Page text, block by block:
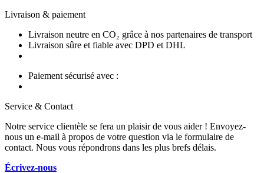
Livraison & paiement
Livraison neutre en CO₂ grâce à nos partenaires de transport
Livraison sûre et fiable avec DPD et DHL
Paiement sécurisé avec :
Service & Contact
Notre service clientèle se fera un plaisir de vous aider ! Envoyez-
nous un e-mail à propos de votre question via le formulaire de
contact. Nous vous répondrons dans les plus brefs délais.
Écrivez-nous